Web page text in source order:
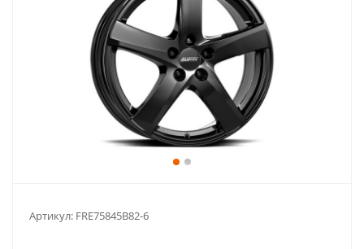
Артикул: FRE75845B82-6